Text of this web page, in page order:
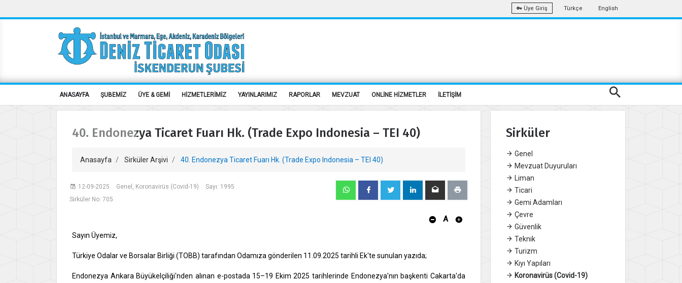
Üye Giriş Türkçe English
ANASAYFA ŞUBEMİZ ÜYE & GEMİ HİZMETLERİMİZ YAYINLARIMIZ RAPORLAR MEVZUAT ONLİNE HİZMETLER İLETİŞİM
40. Endonezya Ticaret Fuarı Hk. (Trade Expo Indonesia – TEI 40)
Anasayfa Sirküler Arşivi 40. Endonezya Ticaret Fuarı Hk. (Trade Expo Indonesia – TEI 40)
12-09-2025 Genel, Koronavirüs (Covid-19)
Sayı: 1995
Sirküler No: 705
A
Sayın Üyemiz,
Türkiye Odalar ve Borsalar Birliği (TOBB) tarafından Odamıza gönderilen 11.09.2025 tarihli Ek'te sunulan yazıda;
Endonezya Ankara Büyükelçiliği'nden alınan e-postada 15–19 Ekim 2025 tarihlerinde Endonezya'nın başkenti Cakarta'da
Sirküler
Genel
Mevzuat Duyuruları
Liman
Ticari
Gemi Adamları
Çevre
Güvenlik
Teknik
Turizm
Kıyı Yapıları
Koronavirüs (Covid-19)